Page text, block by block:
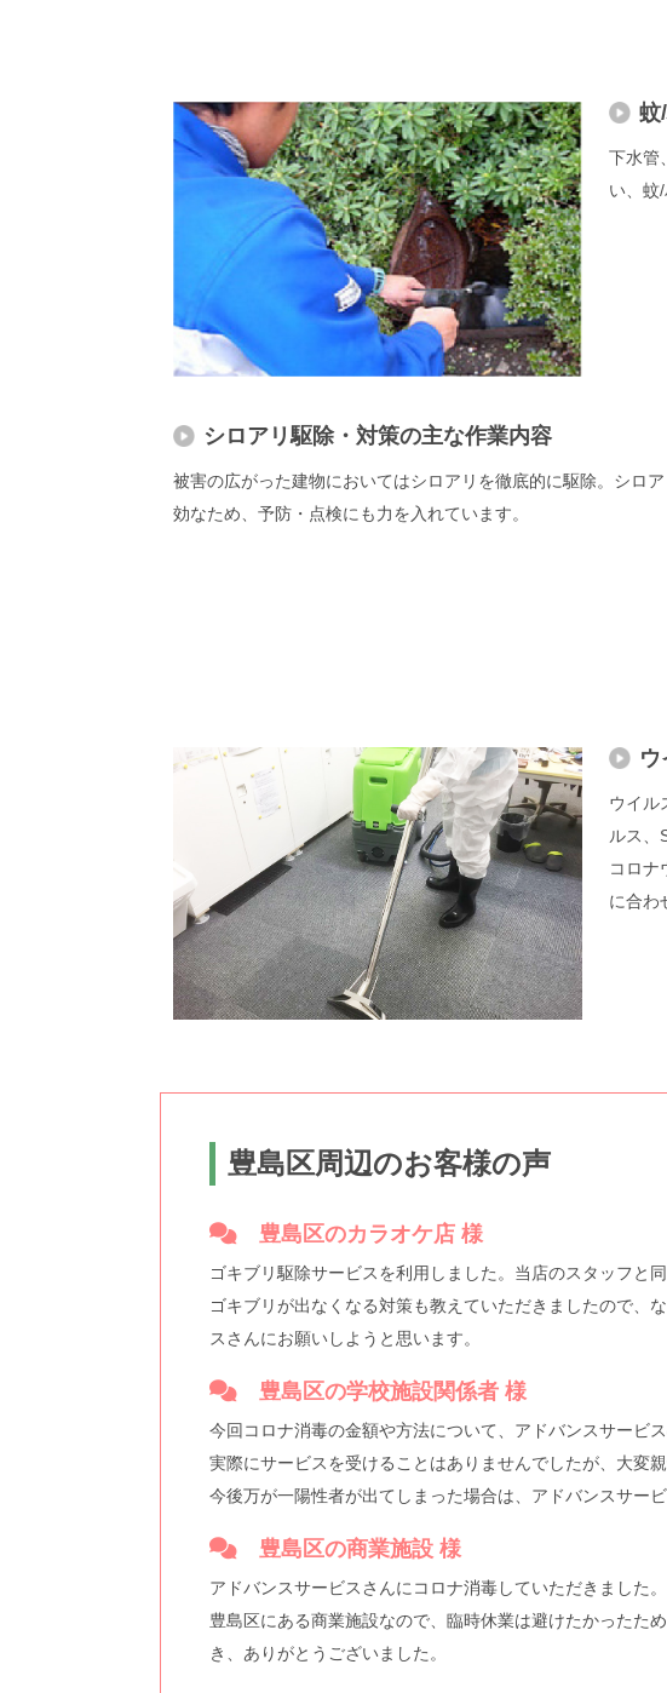
蚊
下水管
い、蚊
シロアリ駆除・対策の主な作業内容
被害の広がった建物においてはシロアリを徹底的に駆除。シロ
効なため、予防・点検にも力を入れています。
ウイル
ルス、
コロナ
に合わ
豊島区周辺のお客様の声
豊島区のカラオケ店 様
ゴキブリ駆除サービスを利用しました。当店のスタッフと
ゴキブリが出なくなる対策も教えていただきましたので、
スさんにお願いしようと思います。
豊島区の学校施設関係者 様
今回コロナ消毒の金額や方法について、アドバンスサービ
実際にサービスを受けることはありませんでしたが、大変
今後万が一陽性者が出てしまった場合は、アドバンスサー
豊島区の商業施設 様
アドバンスサービスさんにコロナ消毒していただきました
豊島区にある商業施設なので、臨時休業は避けたかったた
き、ありがとうございました。